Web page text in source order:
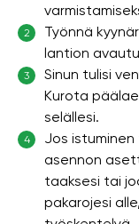
2
Työnnä
lantion
3
Sinun tulisi
Kurota
selällesi.
4
Jos
asennon
taaksesi tai
pakarojesi